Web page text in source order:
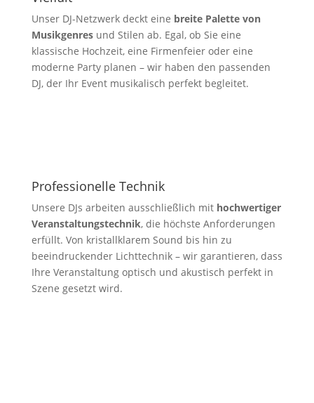
Unser DJ-Netzwerk deckt eine breite Palette von
Musikgenresund Stilen ab. Egal, ob Sie eine
klassische Hochzeit, eine Firmenfeier oder eine
moderne Party planen – wir haben den passenden
DJ, der Ihr Event musikalisch perfekt begleitet.
Professionelle Technik
Unsere DJs arbeiten ausschließlich mit hochwertiger
Veranstaltungstechnik, die höchste Anforderungen
erfüllt. Von kristallklarem Sound bis hin zu
beeindruckender Lichttechnik – wir garantieren, dass
Ihre Veranstaltung optisch und akustisch perfekt in
Szene gesetzt wird.